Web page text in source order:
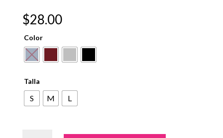
$28.00
Color
Talla
S M L